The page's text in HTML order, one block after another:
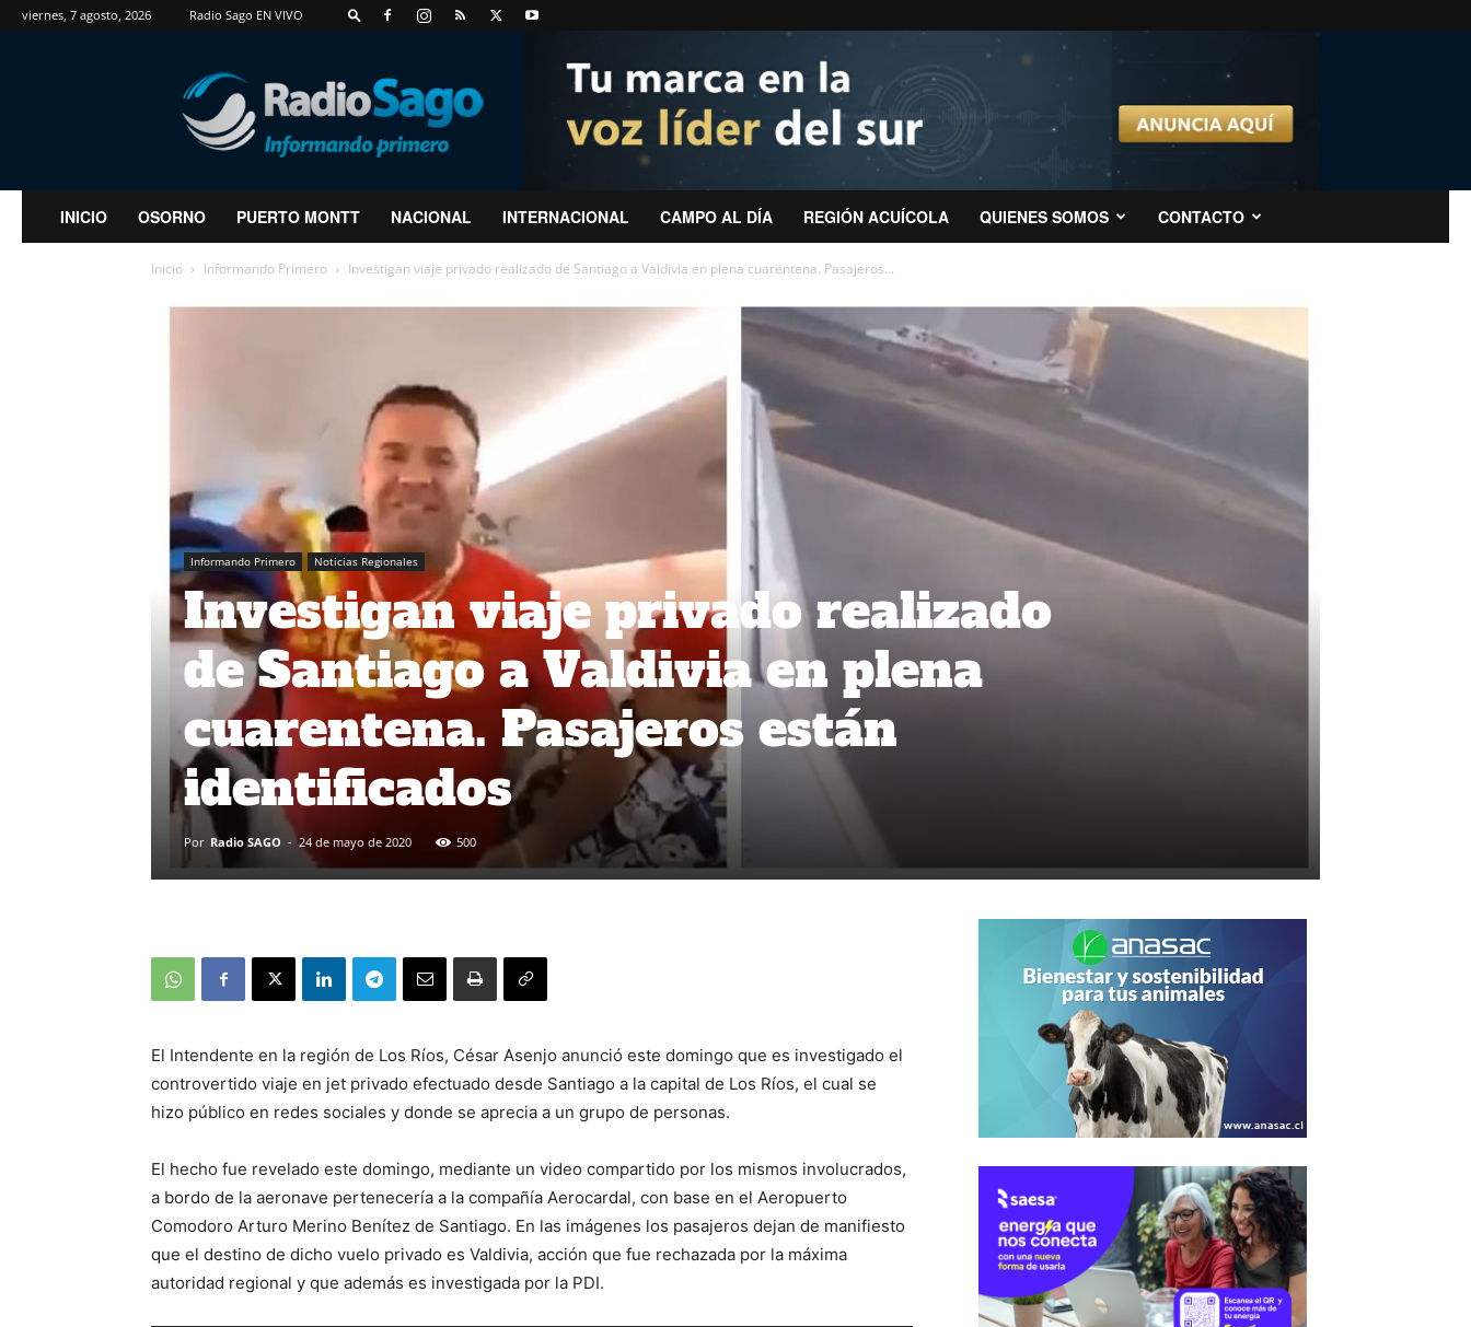
viernes, 7 agosto, 2026 Radio Sago EN VIVO
RadioSago
INICIO OSORNO PUERTO MONTT NACIONAL INTERNACIONAL CAMPO AL DÍA REGIÓN ACUÍCOLA QUIENES SOMOS CONTACTO
Inicio Informando Primero Investigan viaje privado realizado de Santiago a Valdivia en plena cuarentena. Pasajeros...
Informando Primero Noticias Regionales
Investigan viaje privado realizado
de Santiago a Valdivia en plena
cuarentena. Pasajeros están
identificados
Por Radio SAGO - 24 de mayo de 2020 500
El Intendente en la región de Los Ríos, César Asenjo anunció este domingo que es investigado el
controvertido viaje en jet privado efectuado desde Santiago a la capital de Los Ríos, el cual se
hizo público en redes sociales y donde se aprecia a un grupo de personas.
El hecho fue revelado este domingo, mediante un video compartido por los mismos involucrados,
a bordo de la aeronave pertenecería a la compañía Aerocardal, con base en el Aeropuerto
Comodoro Arturo Merino Benítez de Santiago. En las imágenes los pasajeros dejan de manifiesto
que el destino de dicho vuelo privado es Valdivia, acción que fue rechazada por la máxima
autoridad regional y que además es investigada por la PDI.